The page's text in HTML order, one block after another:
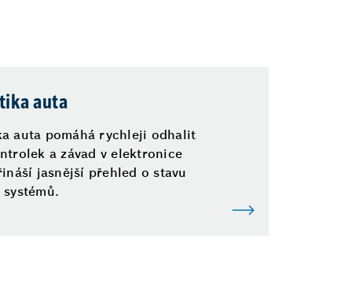
auta
auta pomáhá rychleji odhalit
a závad v elektronice
jasnější přehled o stavu